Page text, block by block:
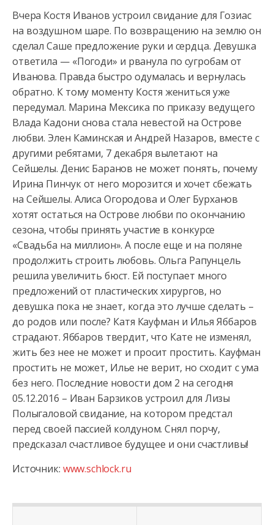
Вчера Костя Иванов устроил свидание для Гозиас
на воздушном шаре. По возвращению на землю он
сделал Саше предложение руки и сердца. Девушка
ответила — «Погоди» и рванула по сугробам от
Иванова. Правда быстро одумалась и вернулась
обратно. К тому моменту Костя жениться уже
передумал. Марина Мексика по приказу ведущего
Влада Кадони снова стала невестой на Острове
любви. Элен Каминская и Андрей Назаров, вместе с
другими ребятами, 7 декабря вылетают на
Сейшелы. Денис Баранов не может понять, почему
Ирина Пинчук от него морозится и хочет сбежать
на Сейшелы. Алиса Огородова и Олег Бурханов
хотят остаться на Острове любви по окончанию
сезона, чтобы принять участие в конкурсе
«Свадьба на миллион». А после еще и на поляне
продолжить строить любовь. Ольга Рапунцель
решила увеличить бюст. Ей поступает много
предложений от пластических хирургов, но
девушка пока не знает, когда это лучше сделать –
до родов или после? Катя Кауфман и Илья Яббаров
страдают. Яббаров твердит, что Кате не изменял,
жить без нее не может и просит простить. Кауфман
простить не может, Илье не верит, но сходит с ума
без него. Последние новости дом 2 на сегодня
05.12.2016 – Иван Барзиков устроил для Лизы
Полыгаловой свидание, на котором предстал
перед своей пассией колдуном. Снял порчу,
предсказал счастливое будущее и они счастливы!
Источник: www.schlock.ru